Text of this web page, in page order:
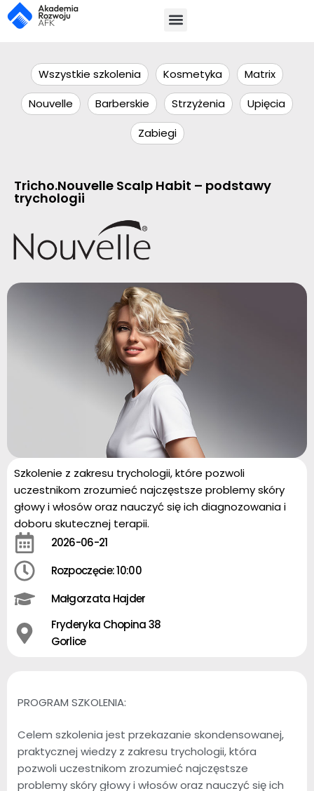
Wszystkie szkolenia Kosmetyka
Matrix
Nouvelle
Barberskie Strzyżenia
Upięcia
Zabiegi
Tricho.Nouvelle Scalp Habit – podstawy
trychologii
Szkolenie z zakresu trychologii, które pozwoli
uczestnikom zrozumieć najczęstsze problemy skóry
głowy i włosów oraz nauczyć się ich diagnozowania i
doboru skutecznej terapii.
2026-06-21
Rozpoczęcie: 10:00
Małgorzata Hajder
Fryderyka Chopina 38
Gorlice
PROGRAM SZKOLENIA:
Celem szkolenia jest przekazanie skondensowanej,
praktycznej wiedzy z zakresu trychologii, która
pozwoli uczestnikom zrozumieć najczęstsze
problemy skóry głowy i włosów oraz nauczyć się ich